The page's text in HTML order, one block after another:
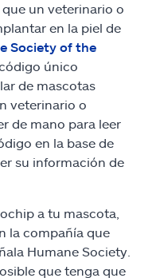
un veterinario o
en la piel de
Society of the
único
de mascotas
veterinario o
de mano para leer
en la base de
su información de
a tu mascota,
la compañía que
Humane Society.
que tenga que